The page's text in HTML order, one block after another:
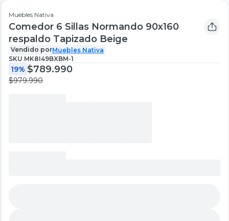
Muebles Nativa
Comedor 6 Sillas Normando 90x160
respaldo Tapizado Beige
Vendido porMuebles Nativa
SKU MK8I49BXBM-1
19% $789.990
$979.990